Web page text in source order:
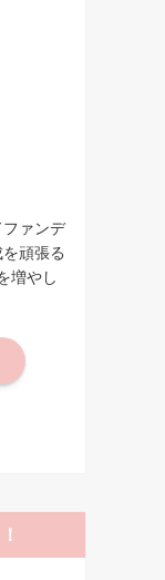
ァンデ
頑張る
増やし